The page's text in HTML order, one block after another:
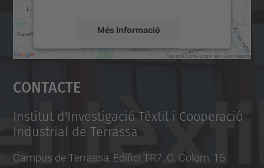
Més Informació
Accepta
powered by
Contacte
Institut d'Investigació Tèxtil i Cooperació
Industrial de Terrassa
Campus de Terrassa, Edifici TR7. C. Colom, 15